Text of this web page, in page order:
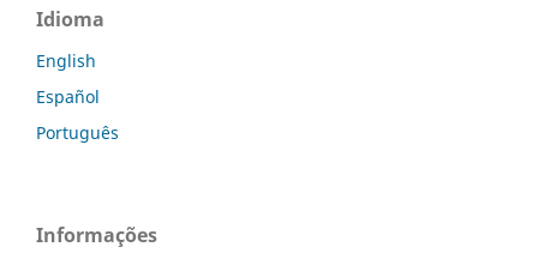
Idioma
English
Español
Português
Informações